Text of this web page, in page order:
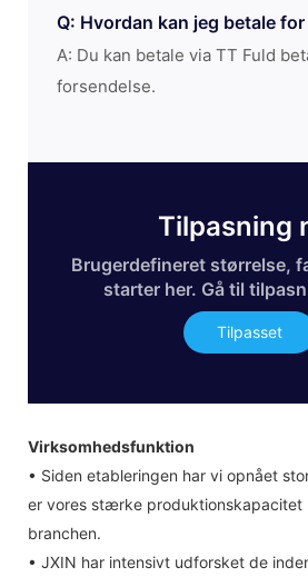
Q: Hvordan kan jeg betale
A: Du kan betale via TT Fuld
forsendelse.
Tilpasning
Brugerdefineret størrelse,
starter her. Gå til
Tilpasset
Virksomhedsfunktion
• Siden etableringen har vi opnået
er vores stærke produktionskapacitet
branchen.
• JXIN har intensivt udforsket de